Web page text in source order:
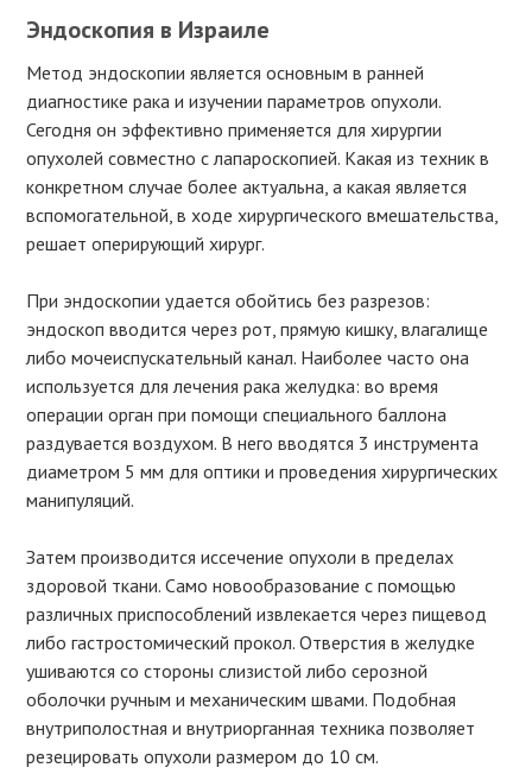
Эндоскопия в Израиле
Метод эндоскопии является основным в ранней
диагностике рака и изучении параметров опухоли.
Сегодня он эффективно применяется для хирургии
опухолей совместно с лапароскопией. Какая из техник в
конкретном случае более актуальна, а какая является
вспомогательной, в ходе хирургического вмешательства,
решает оперирующий хирург.
При эндоскопии удается обойтись без разрезов:
эндоскоп вводится через рот, прямую кишку, влагалище
либо мочеиспускательный канал. Наиболее часто она
используется для лечения рака желудка: во время
операции орган при помощи специального баллона
раздувается воздухом. В него вводятся 3 инструмента
диаметром 5 мм для оптики и проведения хирургических
манипуляций.
Затем производится ис­сечение опухоли в пределах
здоровой ткани. Само новообразование с помощью
различных приспособлений извлекается через пищевод
либо гастростомический прокол. Отверстия в желудке
ушиваются со стороны слизистой либо серозной
оболочки ручным и механическим швами. Подобная
внутриполостная и внутриорганная техника позволяет
резеци­ровать опухоли размером до 10 см.